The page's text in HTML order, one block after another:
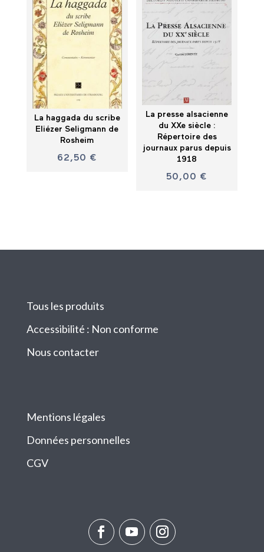
La haggada du scribe
Eliézer Seligmann de
Rosheim
62,50 €
La presse alsacienne
du XXe siècle :
Répertoire des
journaux parus depuis
1918
50,00 €
Tous les produits
Accessibilité : Non conforme
Nous contacter
Mentions légales
Données personnelles
CGV